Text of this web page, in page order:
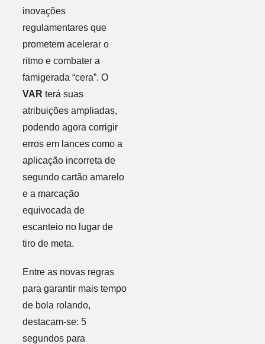
inovações
regulamentares que
prometem acelerar o
ritmo e combater a
famigerada “cera”. O
VAR terá suas
atribuições ampliadas,
podendo agora corrigir
erros em lances como a
aplicação incorreta de
segundo cartão amarelo
e a marcação
equivocada de
escanteio no lugar de
tiro de meta.
Entre as novas regras
para garantir mais tempo
de bola rolando,
destacam-se: 5
segundos para